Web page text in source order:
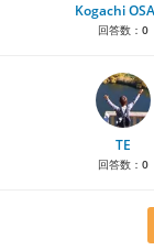
Kogachi
回答数： 0
TE
回答数： 0